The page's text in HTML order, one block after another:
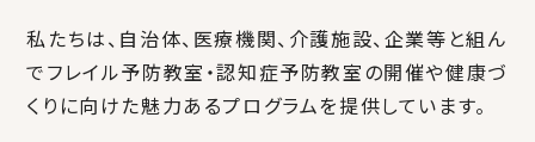
私たちは、自治体、医療機関、介護施設、企業等と組ん
でフレイル予防教室・認知症予防教室の開催や健康づ
くりに向けた魅力あるプログラムを提供しています。